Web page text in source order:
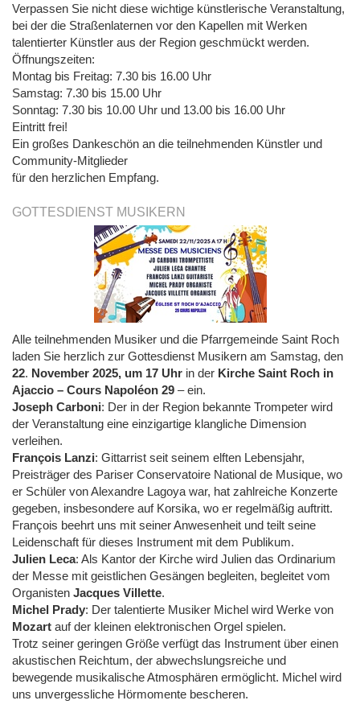
Verpassen Sie nicht diese wichtige künstlerische Veranstaltung,
bei der die Straßenlaternen vor den Kapellen mit Werken
talentierter Künstler aus der Region geschmückt werden.
Öffnungszeiten:
Montag bis Freitag: 7.30 bis 16.00 Uhr
Samstag: 7.30 bis 15.00 Uhr
Sonntag: 7.30 bis 10.00 Uhr und 13.00 bis 16.00 Uhr
Eintritt frei!
Ein großes Dankeschön an die teilnehmenden Künstler und
Community-Mitglieder
für den herzlichen Empfang.
GOTTESDIENST MUSIKERN
Alle teilnehmenden Musiker und die Pfarrgemeinde Saint Roch
laden Sie herzlich zur Gottesdienst Musikern am Samstag, den
22. November 2025, um 17 Uhr in der Kirche Saint Roch in
Ajaccio – Cours Napoléon 29 – ein.
Joseph Carboni: Der in der Region bekannte Trompeter wird
der Veranstaltung eine einzigartige klangliche Dimension
verleihen.
François Lanzi: Gittarrist seit seinem elften Lebensjahr,
Preisträger des Pariser Conservatoire National de Musique, wo
er Schüler von Alexandre Lagoya war, hat zahlreiche Konzerte
gegeben, insbesondere auf Korsika, wo er regelmäßig auftritt.
François beehrt uns mit seiner Anwesenheit und teilt seine
Leidenschaft für dieses Instrument mit dem Publikum.
Julien Leca: Als Kantor der Kirche wird Julien das Ordinarium
der Messe mit geistlichen Gesängen begleiten, begleitet vom
Organisten Jacques Villette.
Michel Prady: Der talentierte Musiker Michel wird Werke von
Mozart auf der kleinen elektronischen Orgel spielen.
Trotz seiner geringen Größe verfügt das Instrument über einen
akustischen Reichtum, der abwechslungsreiche und
bewegende musikalische Atmosphären ermöglicht. Michel wird
uns unvergessliche Hörmomente bescheren.